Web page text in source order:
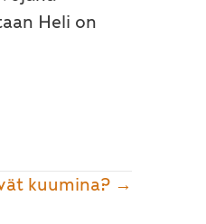
Heli on
kuumina? →